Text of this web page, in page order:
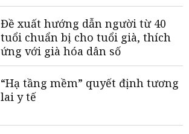
Đề xuất hướng dẫn người từ 40
tuổi chuẩn bị cho tuổi già, thích
ứng với già hóa dân số
“Hạ tầng mềm” quyết định tương
lai y tế